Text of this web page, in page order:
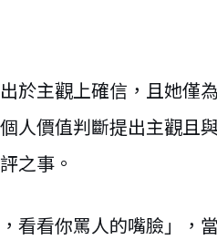
於主觀上確信，且她僅
人價值判斷提出主觀且
之事。
看看你罵人的嘴臉」，